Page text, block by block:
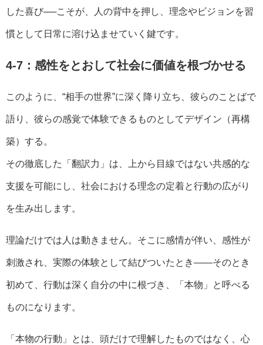
した喜び──こそが、人の背中を押し、理念やビジョンを習
慣として日常に溶け込ませていく鍵です。
4-7：感性をとおして社会に価値を根づかせる
このように、“相手の世界”に深く降り立ち、彼らのことばで
語り、彼らの感覚で体験できるものとしてデザイン（再構
築）する。
その徹底した「翻訳力」は、上から目線ではない共感的な
支援を可能にし、社会における理念の定着と行動の広がり
を生み出します。
理論だけでは人は動きません。そこに感情が伴い、感性が
刺激され、実際の体験として結びついたとき――そのとき
初めて、行動は深く自分の中に根づき、「本物」と呼べる
ものになります。
「本物の行動」とは、頭だけで理解したものではなく、心